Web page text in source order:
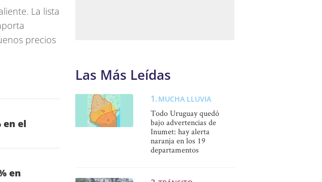
La lista
precios
en el
en
Las Más Leídas
MUCHA LLUVIA
Todo Uruguay quedó
bajo advertencias de
Inumet: hay alerta
naranja en los 19
departamentos